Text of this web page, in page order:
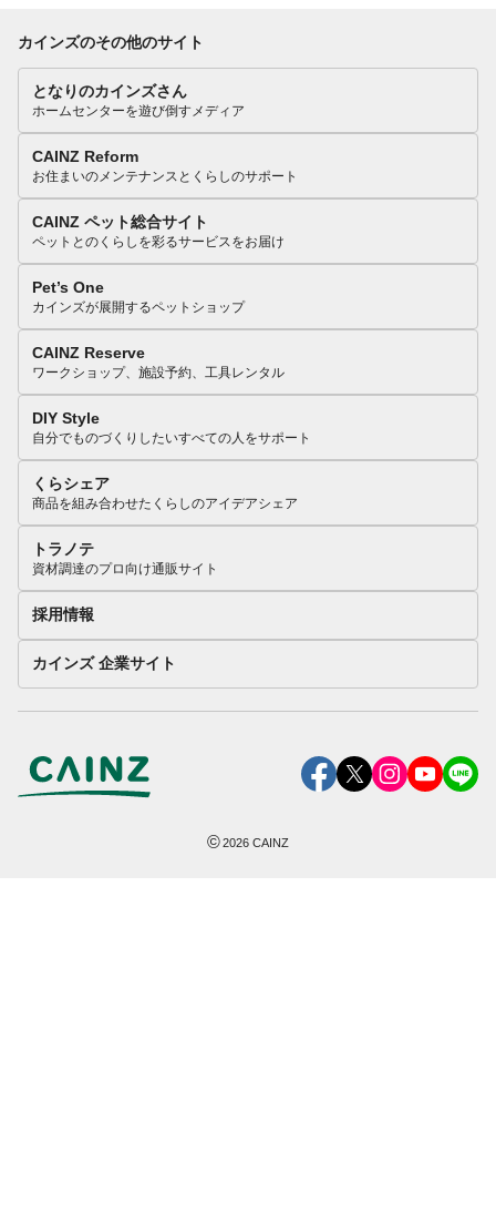
カインズのその他のサイト
となりのカインズさん
ホームセンターを遊び倒すメディア
CAINZ Reform
お住まいのメンテナンスとくらしのサポート
CAINZ ペット総合サイト
ペットとのくらしを彩るサービスをお届け
Pet’s One
カインズが展開するペットショップ
CAINZ Reserve
ワークショップ、施設予約、工具レンタル
DIY Style
自分でものづくりしたいすべての人をサポート
くらシェア
商品を組み合わせたくらしのアイデアシェア
トラノテ
資材調達のプロ向け通販サイト
採用情報
カインズ 企業サイト
©2026 CAINZ